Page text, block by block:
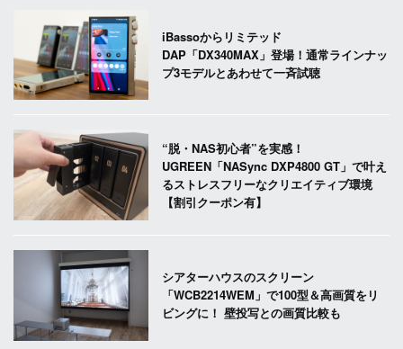
iBassoからリミテッド
DAP「DX340MAX」登場！通常ラインナッ
プ3モデルとあわせて一斉試聴
“脱・NAS初心者”を実感！
UGREEN「NASync DXP4800 GT」で叶え
るストレスフリーなクリエイティブ環境
【割引クーポン有】
シアターハウスのスクリーン
「WCB2214WEM」で100型＆高画質をリ
ビングに！ 壁投写との画質比較も